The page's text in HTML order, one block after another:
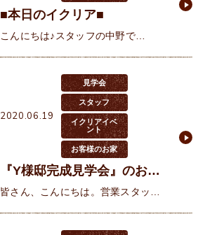
■本日のイクリア■
こんにちは♪スタッフの中野で
皆様お元気にお過ごしでしょう
か？ 私はといいま
2020.06.19
見学会
スタッフ
イクリアイベ
ント
お客様のお家
『Y様邸完成見学会』のお知
らせ♪人丸小学校、東野町、
皆さん、こんにちは。営業スタッフ